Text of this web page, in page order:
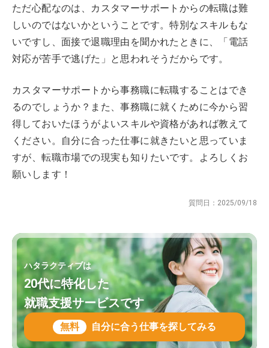
ただ心配なのは、カスタマーサポートからの転職は難
しいのではないかということです。特別なスキルもな
いですし、面接で退職理由を聞かれたときに、「電話
対応が苦手で逃げた」と思われそうだからです。
カスタマーサポートから事務職に転職することはでき
るのでしょうか？また、事務職に就くために今から習
得しておいたほうがよいスキルや資格があれば教えて
ください。自分に合った仕事に就きたいと思っていま
すが、転職市場での現実も知りたいです。よろしくお
願いします！
質問日： 2025/09/18
ハタラクティブは
20代に特化した
就職支援サービスです
無料 自分に合う仕事を探してみる